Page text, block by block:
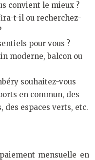
convient le mieux ?
t-il ou recherchez-
pour vous ?
moderne, balcon ou
souhaitez-vous
en commun, des
des espaces verts, etc.
mensuelle en